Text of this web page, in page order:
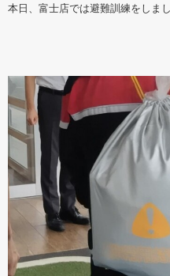
本日、富士店では避難訓練をしまし